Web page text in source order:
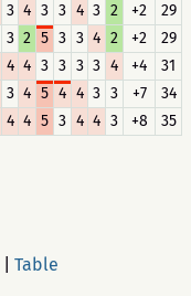
3 4 3 3 4 3 2 +2
29
3 2 5 3 3 4 2 +2
29
4 4 3 3 3 3 4 +4
31
3 4 5 4 4 3 3 +7
34
4 4 5 3 4 4 3 +8 35
Table